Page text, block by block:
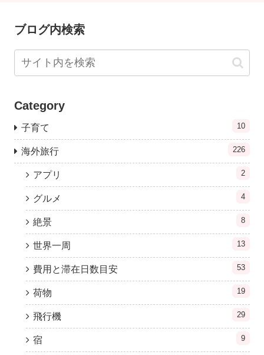
ブログ内検索
Category
子育て 10
海外旅行 226
アプリ 2
グルメ 4
絶景 8
世界一周 13
費用と滞在日数目安 53
荷物 19
飛行機 29
宿 9